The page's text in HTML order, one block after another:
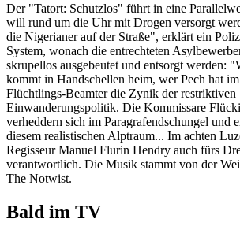
Der "Tatort: Schutzlos" führt in eine
will rund um die Uhr mit Drogen versorgt
die Nigerianer auf der Straße", erklärt ein
System, wonach die entrechteten
skrupellos ausgebeutet und entsorgt werden:
kommt in Handschellen heim, wer Pech hat
Flüchtlings-Beamter die Zynik der restriktiven
Einwanderungspolitik. Die Kommissare
verheddern sich im Paragrafendschungel und
diesem realistischen Alptraum... Im achten
Regisseur Manuel Flurin Hendry auch fürs
verantwortlich. Die Musik stammt von der
The Notwist.
Bald im TV